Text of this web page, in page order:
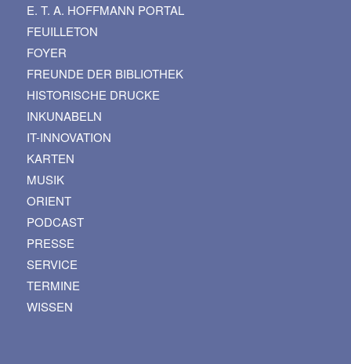
E. T. A. HOFFMANN PORTAL
FEUILLETON
FOYER
FREUNDE DER BIBLIOTHEK
HISTORISCHE DRUCKE
INKUNABELN
IT-INNOVATION
KARTEN
MUSIK
ORIENT
PODCAST
PRESSE
SERVICE
TERMINE
WISSEN